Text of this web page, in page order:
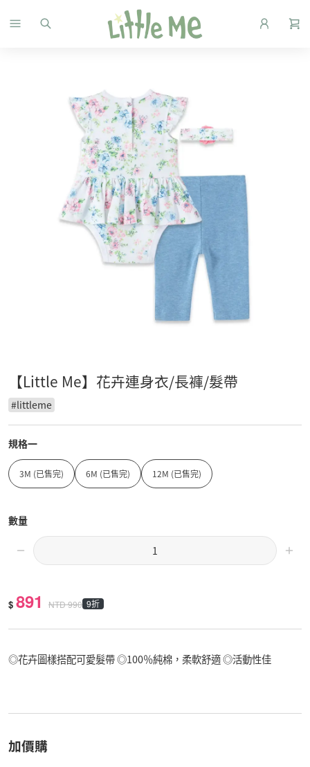
【Little Me】花卉連身衣/長褲/髮帶
#littleme
規格一
3M (已售完) 6M (已售完) 12M (已售完)
數量
$ 891 NTD990 9折
◎花卉圖樣搭配可愛髮帶 ◎100％純棉，柔軟舒適 ◎活動性佳
加價購